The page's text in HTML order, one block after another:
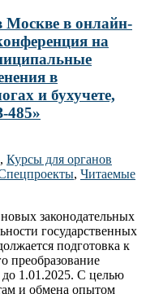
Москве в онлайн-
на
в
и бухучете,
485»
, Курсы для органов
, Читаемые
законодательных
государственных
подготовка к
преобразование
1.01.2025. С целью
и обмена опытом